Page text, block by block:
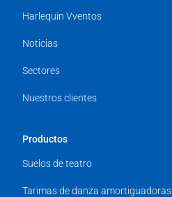
Harlequin Vventos
Noticias
Sectores
Nuestros clientes
Productos
Suelos de teatro
Tarimas de danza amortiguadoras